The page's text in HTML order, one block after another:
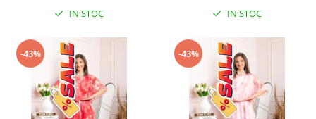
IN STOC IN STOC
-43% -43%